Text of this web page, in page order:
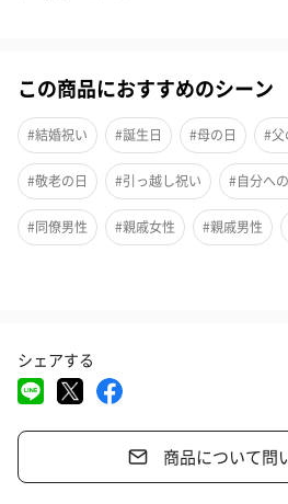
家族でも使い分けしやすいMサイズとL
たしました。
オリジナルボックスに入れてお届けし
すめです。
●KOHIKIのMと栗のLセット
この商品におすすめのシーン
#結婚祝い #誕生日 #母の日 #父
#敬老の日 #引っ越し祝い #自分へ
#同僚男性 #親戚女性 #親戚男性
#上司男性
#妻 #夫
#30代 #40代 #50代
シェアする
商品について問